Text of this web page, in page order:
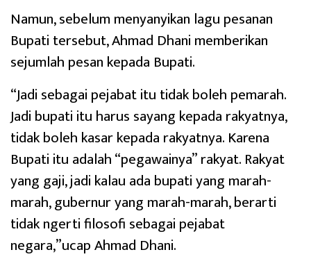
Namun, sebelum menyanyikan lagu pesanan
Bupati tersebut, Ahmad Dhani memberikan
sejumlah pesan kepada Bupati.
“Jadi sebagai pejabat itu tidak boleh pemarah.
Jadi bupati itu harus sayang kepada rakyatnya,
tidak boleh kasar kepada rakyatnya. Karena
Bupati itu adalah “pegawainya” rakyat. Rakyat
yang gaji, jadi kalau ada bupati yang marah-
marah, gubernur yang marah-marah, berarti
tidak ngerti filosofi sebagai pejabat
negara,”ucap Ahmad Dhani.